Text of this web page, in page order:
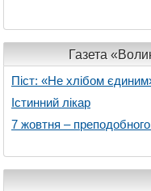
Газета
Піст: «Не хлібом
Істинний лікар
7 жовтня –